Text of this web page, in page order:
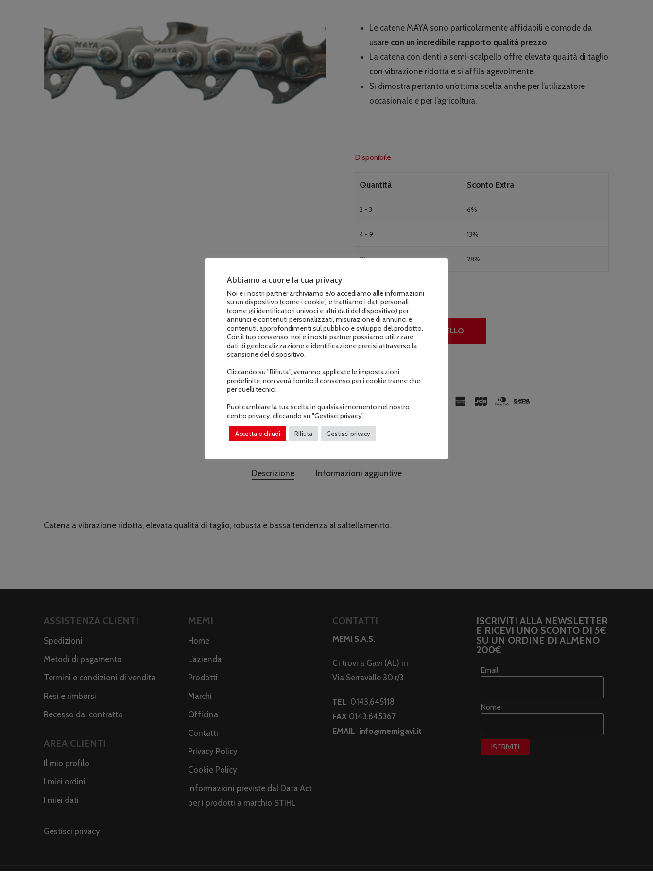
Le catene MAYA sono particolarmente affidabili e comode da
usare con un incredibile rapporto qualità prezzo
La catena con denti a semi-scalpello offre elevata qualità di taglio
con vibrazione ridotta e si affila agevolmente.
Si dimostra pertanto un’ottima scelta anche per l’utilizzatore
occasionale e per l’agricoltura.
Disponibile
Quantità Sconto Extra
2 - 3 6%
4 - 9 13%
10 + 28%
AGGIUNGI AL CARRELLO
COD:459328
Descrizione Informazioni aggiuntive
Catena a vibrazione ridotta, elevata qualità di taglio, robusta e bassa tendenza al saltellamenrto.
ASSISTENZA CLIENTI
Spedizioni
Metodi di pagamento
Termini e condizioni di vendita
Resi e rimborsi
Recesso dal contratto
AREA CLIENTI
Il mio profilo
I miei ordini
I miei dati
Gestisci privacy
MEMI
Home
L’azienda
Prodotti
Marchi
Officina
Contatti
Privacy Policy
Cookie Policy
Informazioni previste dal Data Act
per i prodotti a marchio STIHL
CONTATTI
MEMI S.A.S.
Ci trovi a Gavi (AL) in
Via Serravalle 30 r/3
TEL 0143.645118
FAX 0143.645367
EMAIL info@memigavi.it
ISCRIVITI ALLA NEWSLETTER
E RICEVI UNO SCONTO DI 5€
SU UN ORDINE DI ALMENO
200€
Email
Nome
Abbiamo a cuore la tua privacy
Noi e i nostri partner archiviamo e/o accediamo alle informazioni
su un dispositivo (come i cookie) e trattiamo i dati personali
(come gli identificatori univoci e altri dati del dispositivo) per
annunci e contenuti personalizzati, misurazione di annunci e
contenuti, approfondimenti sul pubblico e sviluppo del prodotto.
Con il tuo consenso, noi e i nostri partner possiamo utilizzare
dati di geolocalizzazione e identificazione precisi attraverso la
scansione del dispositivo.
Cliccando su "Rifiuta", verranno applicate le impostazioni
predefinite, non verrà fornito il consenso per i cookie tranne che
per quelli tecnici.
Puoi cambiare la tua scelta in qualsiasi momento nel nostro
centro privacy, cliccando su "Gestisci privacy".
Accetta e chiudi Rifiuta Gestisci privacy